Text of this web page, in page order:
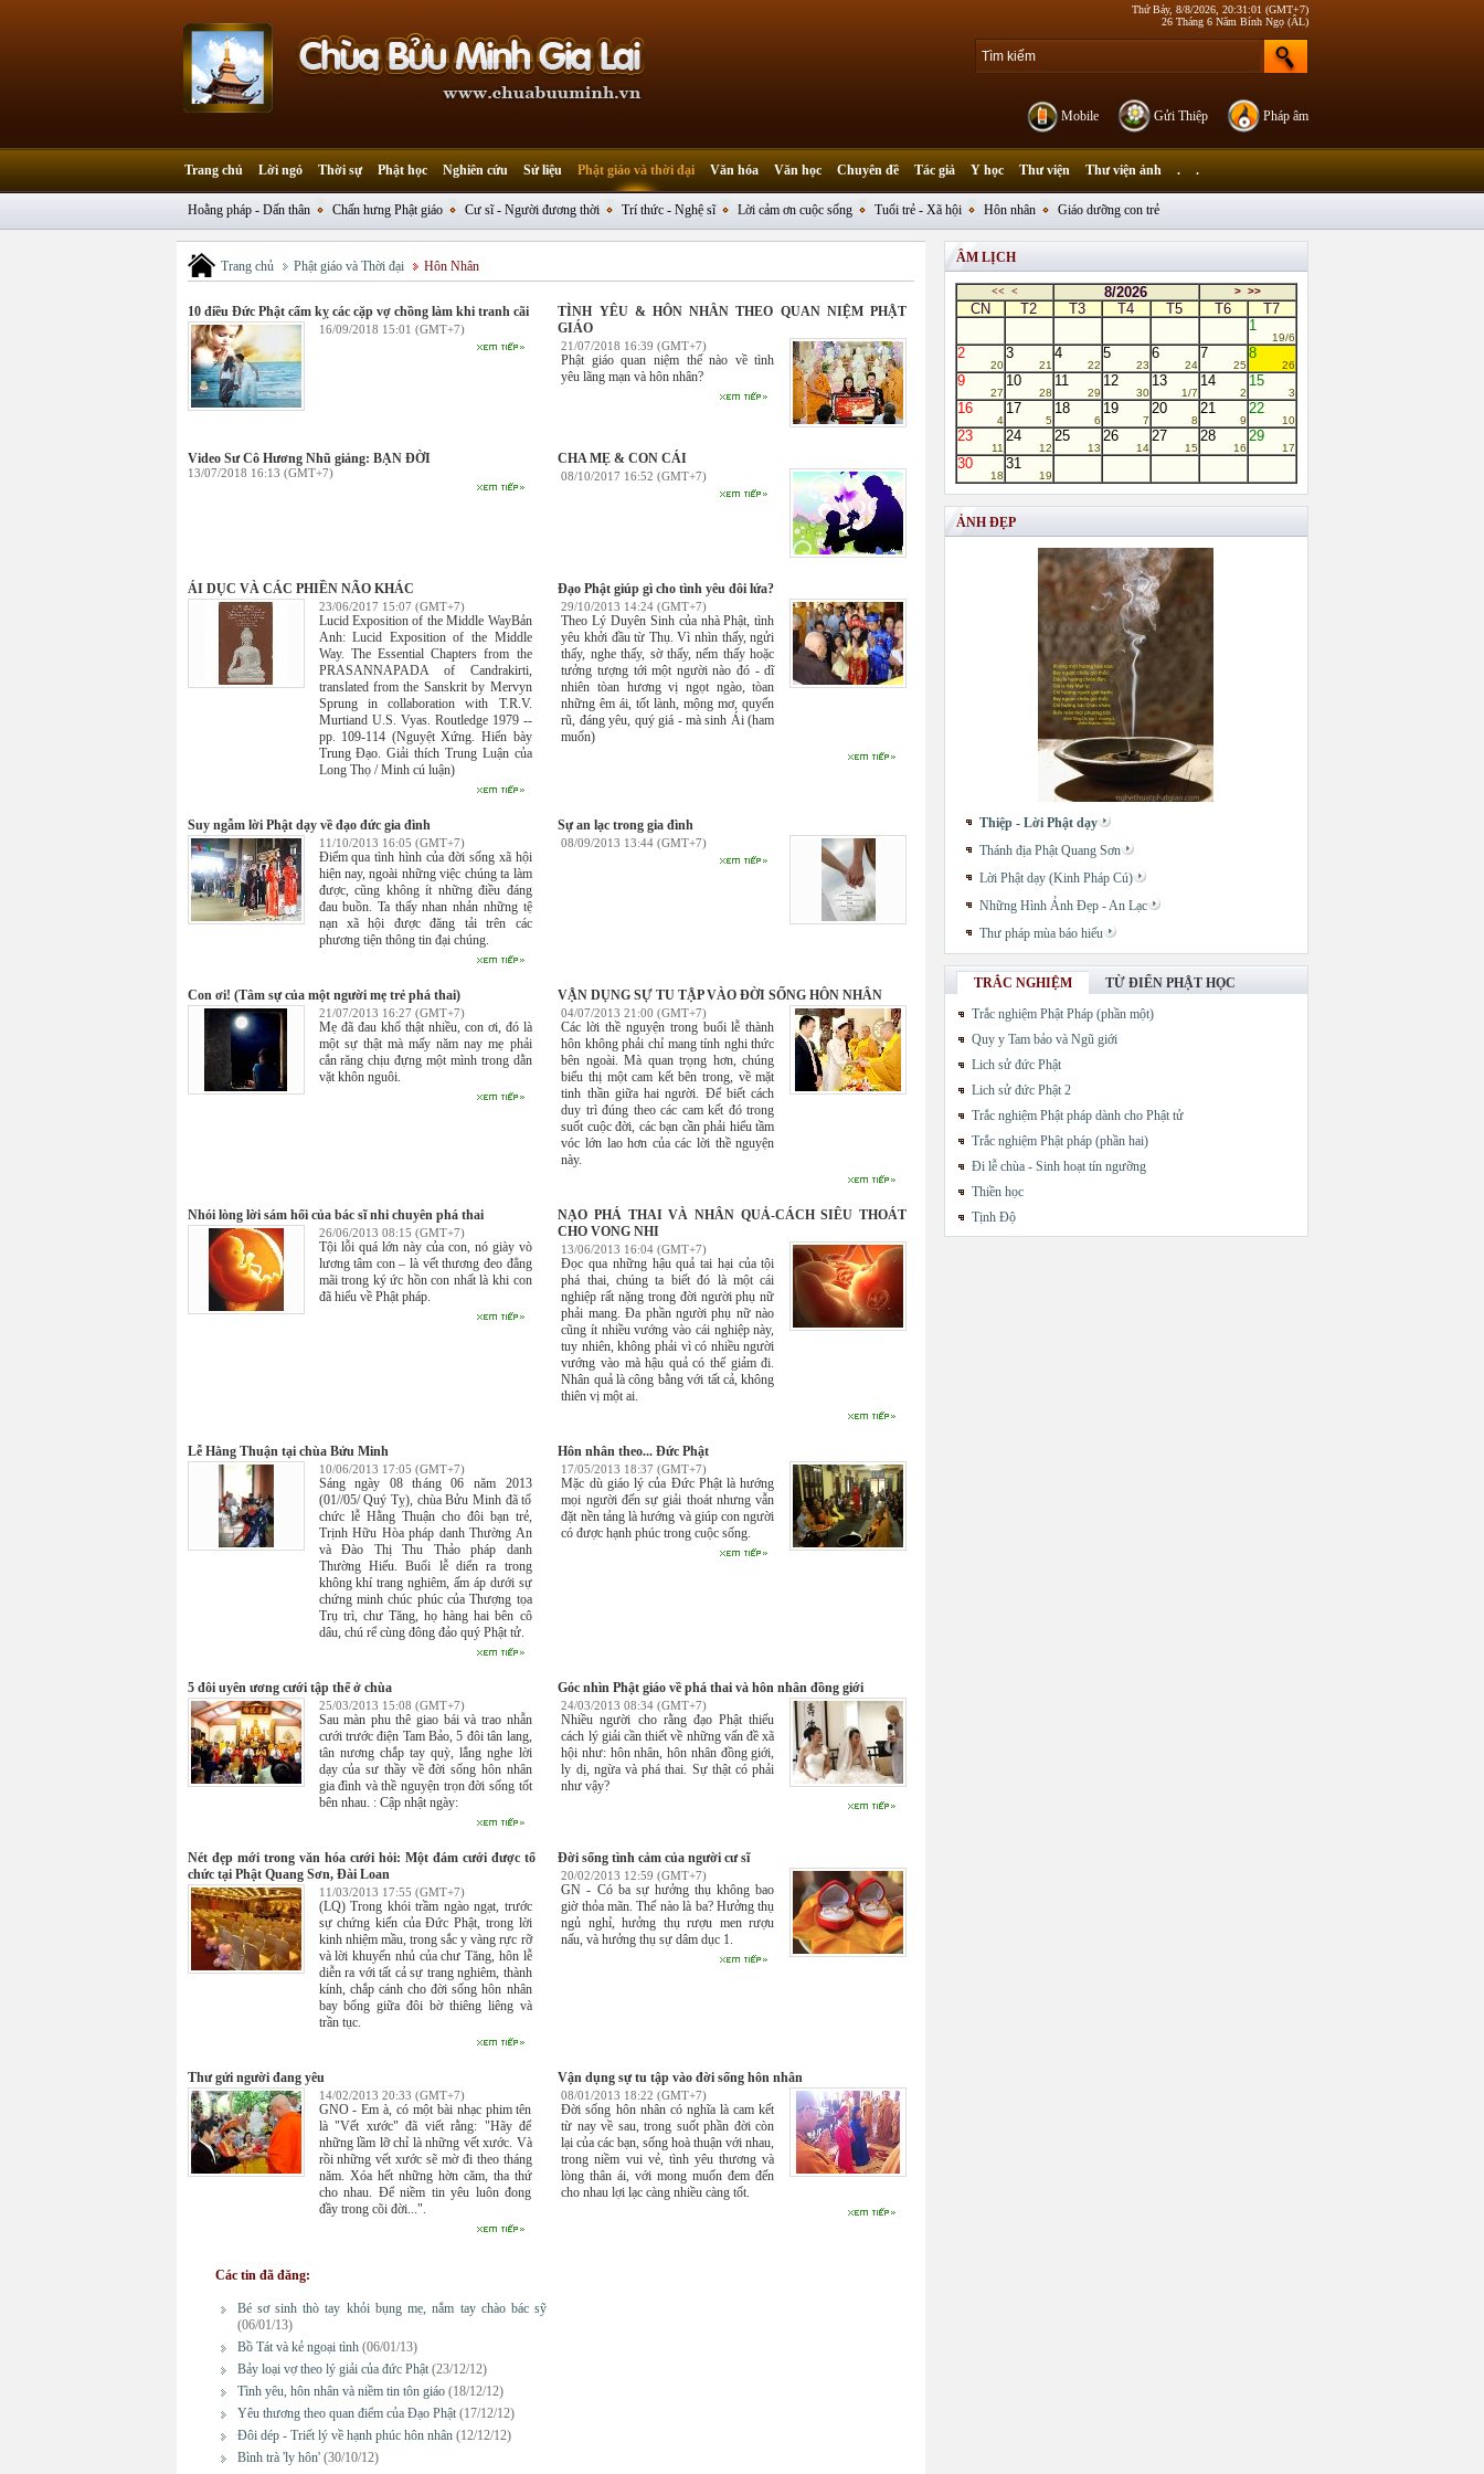
Thứ Bảy, 8/8/2026, 20:31:01 (GMT+7)
26 Tháng 6 Năm Bính Ngọ (ÂL)
Pháp âm
Gửi Thiệp
Mobile
Trang chủ Lời ngỏ Thời sự Phật học Nghiên cứu Sử liệu Phật giáo và thời đại
Hoằng pháp - Dấn thân Chấn hưng Phật giáo Cư sĩ - Người đương thời Trí thức - Nghệ sĩ Lời cảm ơn cuộc sống Tuổi trẻ - Xã hội Hôn nhân Giáo dưỡng con trẻ
Văn hóa Văn học Chuyên đề Tác giả Y học Thư viện Thư viện ảnh . .
Trang chủ Phật giáo và Thời đại Hôn Nhân
10 điều Đức Phật cấm kỵ các cặp vợ chồng làm khi tranh cãi
16/09/2018 15:01 (GMT+7)
TÌNH YÊU & HÔN NHÂN THEO QUAN NIỆM PHẬT
GIÁO
21/07/2018 16:39 (GMT+7)
Phật giáo quan niệm thế nào về tình
yêu lãng mạn và hôn nhân?
Video Sư Cô Hương Nhũ giảng: BẠN ĐỜI
13/07/2018 16:13 (GMT+7)
CHA MẸ & CON CÁI
08/10/2017 16:52 (GMT+7)
ÁI DỤC VÀ CÁC PHIỀN NÃO KHÁC
23/06/2017 15:07 (GMT+7)
Lucid Exposition of the Middle WayBản
Anh: Lucid Exposition of the Middle
Way. The Essential Chapters from the
PRASANNAPADA of Candrakirti,
translated from the Sanskrit by Mervyn
Sprung in collaboration with T.R.V.
Murtiand U.S. Vyas. Routledge 1979 --
pp. 109-114 (Nguyệt Xứng. Hiển bày
Trung Đạo. Giải thích Trung Luận của
Long Thọ / Minh cú luận)
Đạo Phật giúp gì cho tình yêu đôi lứa?
29/10/2013 14:24 (GMT+7)
Theo Lý Duyên Sinh của nhà Phật, tình
yêu khởi đầu từ Thụ. Vì nhìn thấy, ngửi
thấy, nghe thấy, sờ thấy, nếm thấy hoặc
tưởng tượng tới một người nào đó - dĩ
nhiên tòan hương vị ngọt ngào, tòan
những êm ái, tốt lành, mộng mơ, quyến
rũ, đáng yêu, quý giá - mà sinh Ái (ham
muốn)
Suy ngẫm lời Phật dạy về đạo đức gia đình
11/10/2013 16:05 (GMT+7)
Điểm qua tình hình của đời sống xã hội
hiện nay, ngoài những việc chúng ta làm
được, cũng không ít những điều đáng
đau buồn. Ta thấy nhan nhản những tệ
nạn xã hội được đăng tải trên các
phương tiện thông tin đại chúng.
Sự an lạc trong gia đình
08/09/2013 13:44 (GMT+7)
Con ơi! (Tâm sự của một người mẹ trẻ phá thai)
21/07/2013 16:27 (GMT+7)
Mẹ đã đau khổ thật nhiều, con ơi, đó là
một sự thật mà mấy năm nay mẹ phải
cắn răng chịu đựng một mình trong dằn
vặt khôn nguôi.
VẬN DỤNG SỰ TU TẬP VÀO ĐỜI SỐNG HÔN NHÂN
04/07/2013 21:00 (GMT+7)
Các lời thề nguyện trong buổi lễ thành
hôn không phải chỉ mang tính nghi thức
bên ngoài. Mà quan trọng hơn, chúng
biểu thị một cam kết bên trong, về mặt
tinh thần giữa hai người. Để biết cách
duy trì đúng theo các cam kết đó trong
suốt cuộc đời, các bạn cần phải hiểu tầm
vóc lớn lao hơn của các lời thề nguyện
này.
Nhói lòng lời sám hối của bác sĩ nhi chuyên phá thai
26/06/2013 08:15 (GMT+7)
Tội lỗi quá lớn này của con, nó giày vò
lương tâm con – là vết thương đeo đẳng
mãi trong ký ức hồn con nhất là khi con
đã hiểu về Phật pháp.
NẠO PHÁ THAI VÀ NHÂN QUẢ-CÁCH SIÊU THOÁT
CHO VONG NHI
13/06/2013 16:04 (GMT+7)
Đọc qua những hậu quả tai hại của tội
phá thai, chúng ta biết đó là một cái
nghiệp rất nặng trong đời người phụ nữ
phải mang. Đa phần người phụ nữ nào
cũng ít nhiều vướng vào cái nghiệp này,
tuy nhiên, không phải vì có nhiều người
vướng vào mà hậu quả có thể giảm đi.
Nhân quả là công bằng với tất cả, không
thiên vị một ai.
Lễ Hằng Thuận tại chùa Bửu Minh
10/06/2013 17:05 (GMT+7)
Sáng ngày 08 tháng 06 năm 2013
(01//05/ Quý Tỵ), chùa Bửu Minh đã tổ
chức lễ Hằng Thuận cho đôi bạn trẻ,
Trịnh Hữu Hòa pháp danh Thường An
và Đào Thị Thu Thảo pháp danh
Thường Hiếu. Buổi lễ diển ra trong
không khí trang nghiêm, ấm áp dưới sự
chứng minh chúc phúc của Thượng tọa
Trụ trì, chư Tăng, họ hàng hai bên cô
dâu, chú rể cùng đông đảo quý Phật tử.
Hôn nhân theo... Đức Phật
17/05/2013 18:37 (GMT+7)
Mặc dù giáo lý của Đức Phật là hướng
mọi người đến sự giải thoát nhưng vẫn
đặt nền tảng là hướng và giúp con người
có được hạnh phúc trong cuộc sống.
5 đôi uyên ương cưới tập thể ở chùa
25/03/2013 15:08 (GMT+7)
Sau màn phu thê giao bái và trao nhẫn
cưới trước điện Tam Bảo, 5 đôi tân lang,
tân nương chắp tay quỳ, lắng nghe lời
dạy của sư thầy về đời sống hôn nhân
gia đình và thề nguyện trọn đời sống tốt
bên nhau. : Cập nhật ngày:
Góc nhìn Phật giáo về phá thai và hôn nhân đồng giới
24/03/2013 08:34 (GMT+7)
Nhiều người cho rằng đạo Phật thiếu
cách lý giải cần thiết về những vấn đề xã
hội như: hôn nhân, hôn nhân đồng giới,
ly dị, ngừa và phá thai. Sự thật có phải
như vậy?
Nét đẹp mới trong văn hóa cưới hỏi: Một đám cưới được tổ
chức tại Phật Quang Sơn, Đài Loan
11/03/2013 17:55 (GMT+7)
(LQ) Trong khói trầm ngào ngạt, trước
sự chứng kiến của Đức Phật, trong lời
kinh nhiệm mầu, trong sắc y vàng rực rỡ
và lời khuyến nhủ của chư Tăng, hôn lễ
diễn ra với tất cả sự trang nghiêm, thành
kính, chắp cánh cho đời sống hôn nhân
bay bổng giữa đôi bờ thiêng liêng và
trần tục.
Đời sống tình cảm của người cư sĩ
20/02/2013 12:59 (GMT+7)
GN - Có ba sự hưởng thụ không bao
giờ thỏa mãn. Thế nào là ba? Hưởng thụ
ngủ nghỉ, hưởng thụ rượu men rượu
nấu, và hưởng thụ sự dâm dục 1.
Thư gửi người đang yêu
14/02/2013 20:33 (GMT+7)
GNO - Em à, có một bài nhạc phim tên
là "Vết xước" đã viết rằng: "Hãy để
những lầm lỡ chỉ là những vết xước. Và
rồi những vết xước sẽ mờ đi theo tháng
năm. Xóa hết những hờn căm, tha thứ
cho nhau. Để niềm tin yêu luôn đong
đầy trong cõi đời...".
Vận dụng sự tu tập vào đời sống hôn nhân
08/01/2013 18:22 (GMT+7)
Đời sống hôn nhân có nghĩa là cam kết
từ nay về sau, trong suốt phần đời còn
lại của các bạn, sống hoà thuận với nhau,
trong niềm vui vẻ, tình yêu thương và
lòng thân ái, với mong muốn đem đến
cho nhau lợi lạc càng nhiều càng tốt.
Các tin đã đăng:
Bé sơ sinh thò tay khỏi bụng mẹ, nắm tay chào bác sỹ
(06/01/13)
Bồ Tát và kẻ ngoại tình (06/01/13)
Bảy loại vợ theo lý giải của đức Phật (23/12/12)
Tình yêu, hôn nhân và niềm tin tôn giáo (18/12/12)
Yêu thương theo quan điểm của Đạo Phật (17/12/12)
Đôi dép - Triết lý về hạnh phúc hôn nhân (12/12/12)
Bình trà 'ly hôn' (30/10/12)
ÂM LỊCH
<< < 8/2026 > >>
CN T2 T3 T4 T5 T6
T7
1
19/6
2
20
3
21
4
22
5
23
6
24
7
25
8
26
9
27
10
28
11
29
12
30
13
1/7
14
2
15
3
16
4
17
5
18
6
19
7
20
8
21
9
22
10
23
11
24
12
25
13
26
14
27
15
28
16
29
17
30
18
31
19
ẢNH ĐẸP
Thiệp - Lời Phật dạy
Thánh địa Phật Quang Sơn
Lời Phật dạy (Kinh Pháp Cú)
Những Hình Ảnh Đẹp - An Lạc
Thư pháp mùa báo hiếu
TRẮC NGHIỆM
TỪ ĐIỂN PHẬT HỌC
Trắc nghiệm Phật Pháp (phần một)
Quy y Tam bảo và Ngũ giới
Lich sử đức Phật
Lich sử đức Phật 2
Trắc nghiệm Phật pháp dành cho Phật tử
Trắc nghiệm Phật pháp (phần hai)
Đi lễ chùa - Sinh hoạt tín ngưỡng
Thiền học
Tịnh Độ